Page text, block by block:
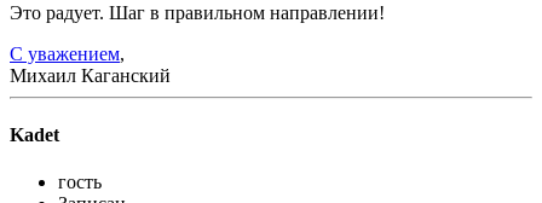
Это радует. Шаг в правильном направлении!
С уважением,
Михаил Каганский
Kadet
гость